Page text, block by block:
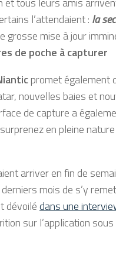
l’attendaient : la
grosse mise à jour
de poche à capturer
promet également
nouvelles baies et
de capture a
en pleine
arriver en fin de
mois de s’y
dévoilédans une
sur l’application